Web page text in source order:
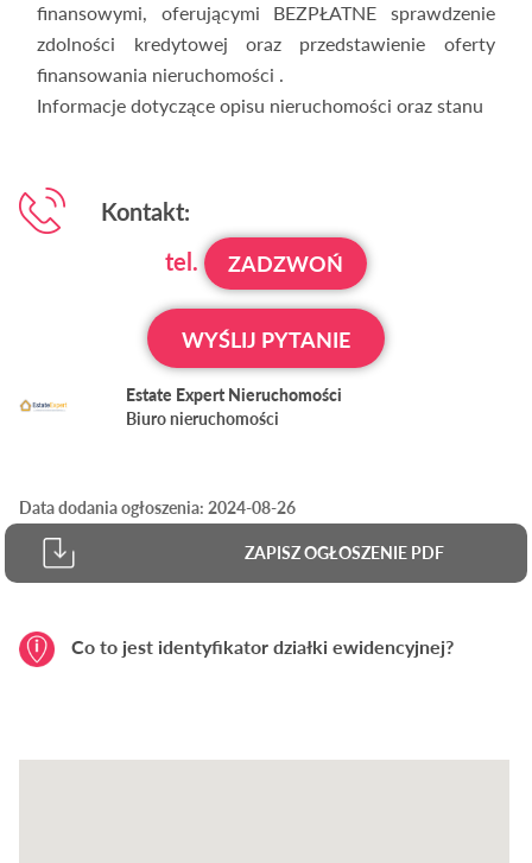
Co to jest identyfikator działki ewidencyjnej?
finansowymi, oferującymi BEZPŁATNE sprawdzenie
zdolności kredytowej oraz przedstawienie oferty
finansowania nieruchomości .
Informacje dotyczące opisu nieruchomości oraz stanu
Kontakt:
tel.
ZADZWOŃ
WYŚLIJ PYTANIE
Estate Expert Nieruchomości
Biuro nieruchomości
Data dodania ogłoszenia: 2024-08-26
ZAPISZ OGŁOSZENIE PDF